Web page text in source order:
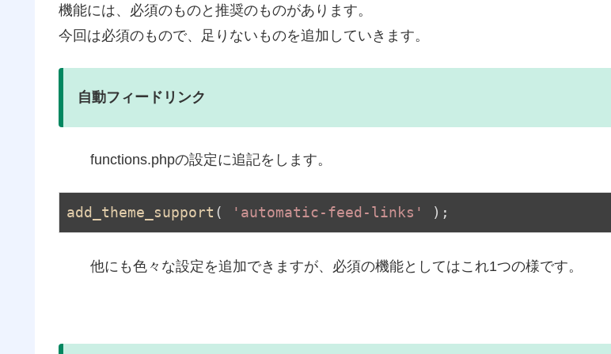
機能には、必須のものと推奨のものがあります。
今回は必須のもので、足りないものを追加していきます。
自動フィードリンク
functions.phpの設定に追記をします。
add_theme_support ( 'automatic-feed-links' );
他にも色々な設定を追加できますが、必須の機能としてはこれ1つの様です。